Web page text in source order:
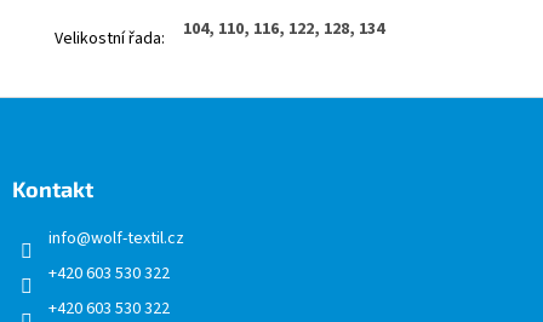
Velikostní řada: 104, 110, 116, 122, 128, 134
Kontakt
info@wolf-textil.cz
+420 603 530 322
+420 603 530 322